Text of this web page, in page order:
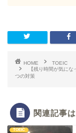
HOME
TOEIC
【残り時間が気に
つの対策
関連記事
TOEIC